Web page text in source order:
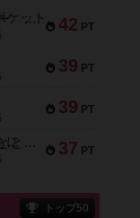
42 PT
スターマイン・ラミー ポケット
39 PT
39 PT
37 PT
フリップ７：復讐心とともに
トップ50